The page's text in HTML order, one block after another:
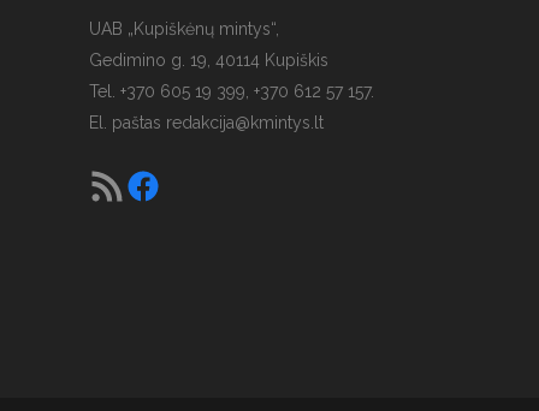
UAB „Kupiškėnų mintys“,
Gedimino g. 19, 40114 Kupiškis
Tel. +370 605 19 399, +370 612 57 157.
El. paštas redakcija@kmintys.lt